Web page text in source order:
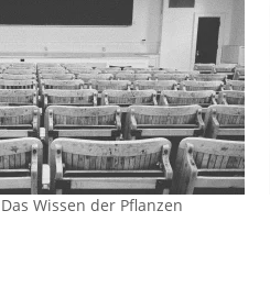
Wissen der Pflanzen